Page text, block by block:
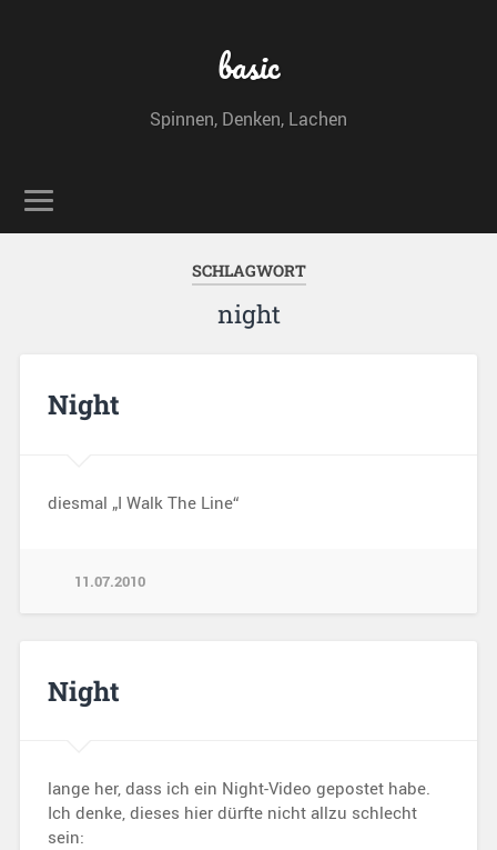
basic
Spinnen, Denken, Lachen
SCHLAGWORT
night
Night
diesmal „I Walk The Line“
11.07.2010
Night
lange her, dass ich ein Night-Video gepostet habe.
Ich denke, dieses hier dürfte nicht allzu schlecht
sein: